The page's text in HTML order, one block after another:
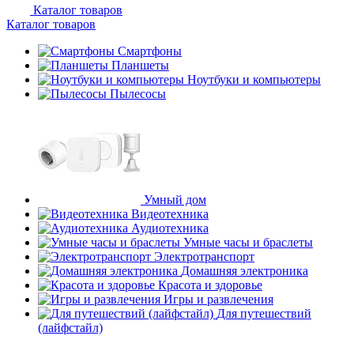
Каталог товаров
Каталог товаров
Смартфоны
Планшеты
Ноутбуки и компьютеры
Пылесосы
Умный дом
Видеотехника
Аудиотехника
Умные часы и браслеты
Электротранспорт
Домашняя электроника
Красота и здоровье
Игры и развлечения
Для путешествий
(лайфстайл)